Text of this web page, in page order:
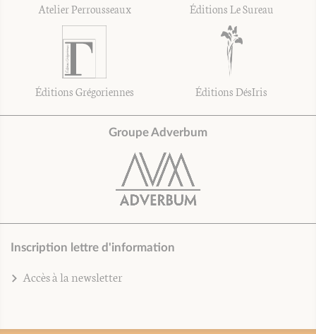
Atelier Perrousseaux Éditions Le Sureau
Éditions Grégoriennes Éditions DésIris
Groupe Adverbum
Inscription lettre d'information
Accès à la newsletter